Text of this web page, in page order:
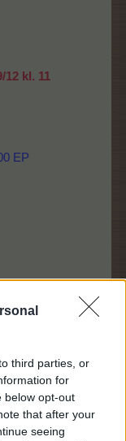
third parties, or
for
below opt-out
that after your
seeing
12 kl. 11
EP